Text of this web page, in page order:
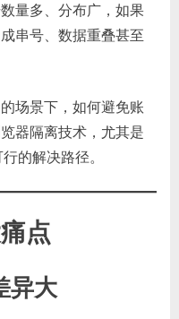
量多、分布广，如果
串号、数据重叠甚至
场景下，如何避免账
器隔离技术，尤其是
的解决路径。
点
异大